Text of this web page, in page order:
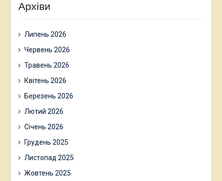
Архіви
Липень 2026
Червень 2026
Травень 2026
Квітень 2026
Березень 2026
Лютий 2026
Січень 2026
Грудень 2025
Листопад 2025
Жовтень 2025